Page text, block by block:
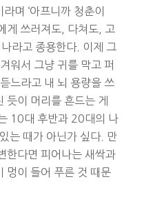
며 ‘아프니까 청춘이
게 쓰러져도, 다쳐도, 고
라고 종용한다. 이제 그
워서 그냥 귀를 막고 퍼
느라고 내 뇌 용량을 쓰
듯이 머리를 흔드는 게
10대 후반과 20대의 나
는 때가 아닌가 싶다. 만
한다면 피어나는 새싹과
멍이 들어 푸른 것 때문